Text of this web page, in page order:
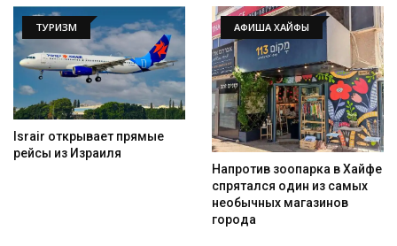
ТУРИЗМ
Israir открывает прямые
рейсы из Израиля
АФИША ХАЙФЫ
Напротив зоопарка в Хайфе
спрятался один из самых
необычных магазинов
города